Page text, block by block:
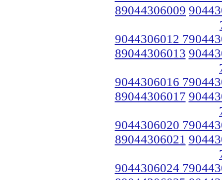
89044306009
9044306012
89044306013
9044306016
89044306017
9044306020
89044306021
9044306024